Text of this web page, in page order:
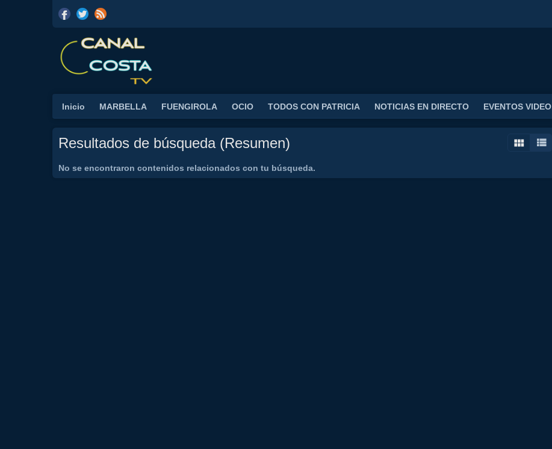
Inicio MARBELLA FUENGIROLA OCIO TODOS CON PATRICIA NOTICIAS EN DIRECTO EVENTOS VIDEO
Resultados de búsqueda (Resumen)
No se encontraron contenidos relacionados con tu búsqueda.